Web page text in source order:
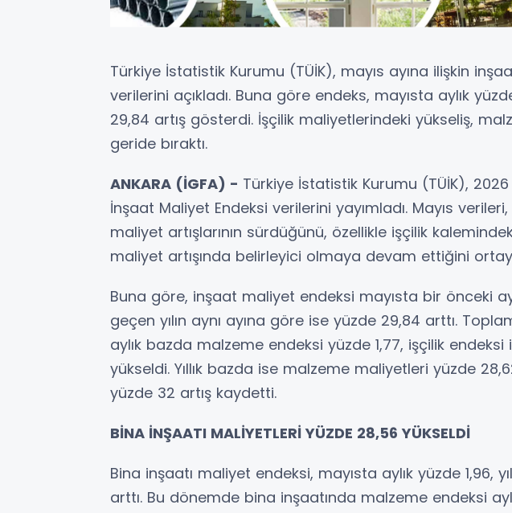
Türkiye İstatistik Kurumu (TÜİK), mayıs ayına ilişkin
verilerini açıkladı. Buna göre endeks, mayısta aylık
29,84 artış gösterdi. İşçilik maliyetlerindeki yükseliş,
geride bıraktı.
ANKARA (İGFA) - Türkiye İstatistik Kurumu (TÜİK), 2026
İnşaat Maliyet Endeksi verilerini yayımladı. Mayıs
maliyet artışlarının sürdüğünü, özellikle işçilik
maliyet artışında belirleyici olmaya devam ettiğini
Buna göre, inşaat maliyet endeksi mayısta bir önceki
geçen yılın aynı ayına göre ise yüzde 29,84 arttı.
aylık bazda malzeme endeksi yüzde 1,77, işçilik endeksi
yükseldi. Yıllık bazda ise malzeme maliyetleri yüzde
yüzde 32 artış kaydetti.
BİNA İNŞAATI MALİYETLERİ YÜZDE 28,56 YÜKSELDİ
Bina inşaatı maliyet endeksi, mayısta aylık yüzde 1,96,
arttı. Bu dönemde bina inşaatında malzeme endeksi